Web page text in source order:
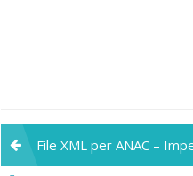
Navigazione
File XML per ANAC –